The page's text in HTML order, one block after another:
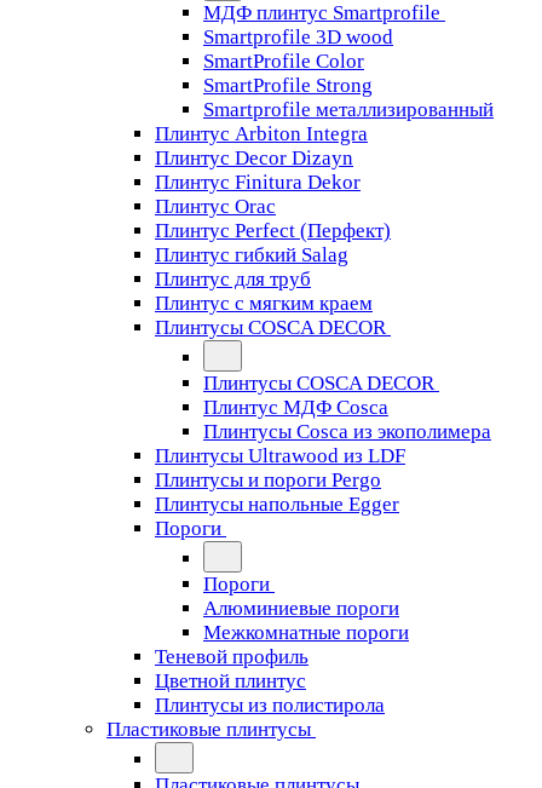
МДФ плинтус Smartprofile
Smartprofile 3D wood
SmartProfile Color
SmartProfile Strong
Smartprofile металлизированный
Плинтус Arbiton Integra
Плинтус Decor Dizayn
Плинтус Finitura Dekor
Плинтус Orac
Плинтус Perfect (Перфект)
Плинтус гибкий Salag
Плинтус для труб
Плинтус с мягким краем
Плинтусы COSCA DECOR
Плинтусы COSCA DECOR
Плинтус МДФ Cosca
Плинтусы Cosca из экополимера
Плинтусы Ultrawood из LDF
Плинтусы и пороги Pergo
Плинтусы напольные Egger
Пороги
Пороги
Алюминиевые пороги
Межкомнатные пороги
Теневой профиль
Цветной плинтус
Плинтусы из полистирола
Пластиковые плинтусы